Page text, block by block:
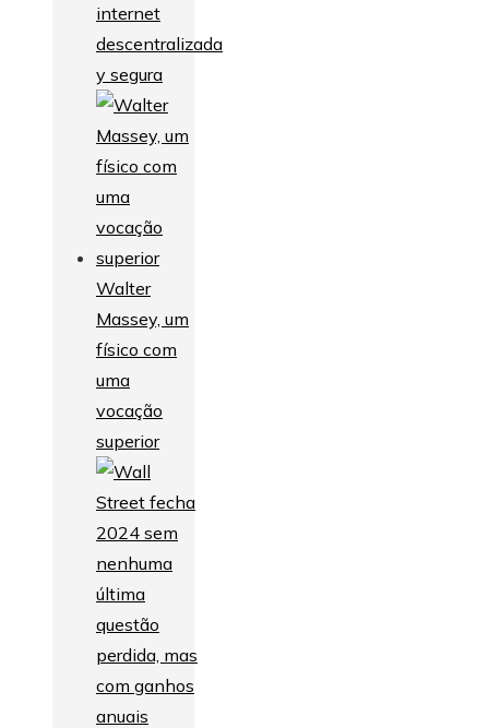
internet
descentralizada
y segura
Walter
Massey, um
físico com
uma
vocação
superior